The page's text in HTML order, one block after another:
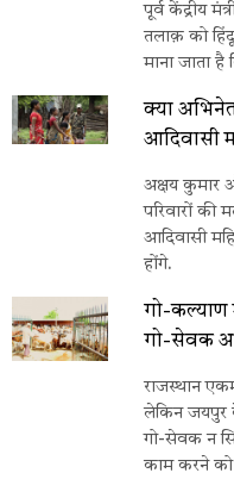
पूर्व केंद्रीय
तलाक़ को
माना जाता
क्या
आदिवासी
अक्षय कुमार
परिवारों
आदिवासी
होंगे.
गो-कल्याण
गो-सेवक
राजस्थान
लेकिन जयपुर
गो-सेवक न
काम करने